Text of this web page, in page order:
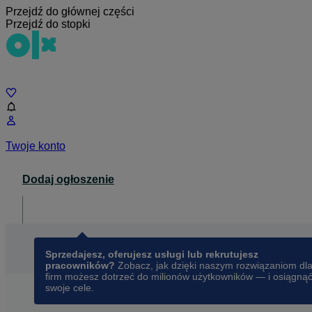
Przejdź do głównej części
Przejdź do stopki
Twoje konto
Dodaj ogłoszenie
Sprzedajesz, oferujesz usługi lub rekrutujesz
pracowników? Zobacz, jak dzięki naszym rozwiązaniom dla
firm możesz dotrzeć do milionów użytkowników — i osiągnąć
swoje cele.